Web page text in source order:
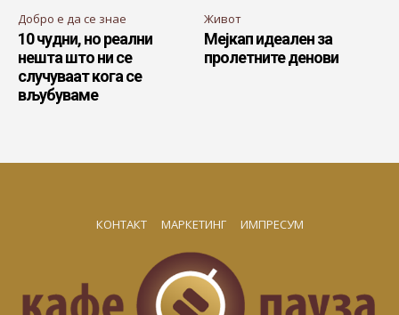
Добро е да се знае
10 чудни, но реални
нешта што ни се
случуваат кога се
вљубуваме
Живот
Мејкап идеален за
пролетните денови
КОНТАКТ МАРКЕТИНГ ИМПРЕСУМ